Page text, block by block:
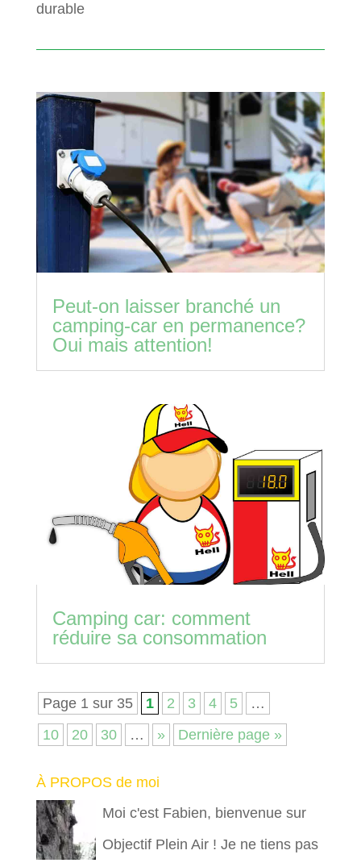
durable
Peut-on laisser branché un
camping-car en permanence?
Oui mais attention!
Camping car: comment
réduire sa consommation
Page 1 sur 35 1 2 3 4 5
…
10
20 30 … » Dernière page »
À PROPOS de moi
Moi c'est Fabien, bienvenue sur
Objectif Plein Air ! Je ne tiens pas